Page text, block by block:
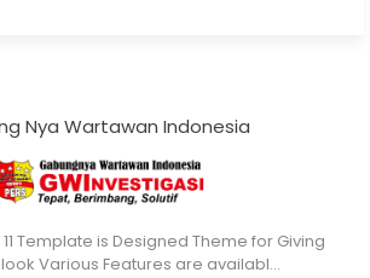
Nya Wartawan Indonesia
Template is Designed Theme for Giving
Various Features are availabl…